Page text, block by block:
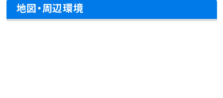
地図・周辺環境